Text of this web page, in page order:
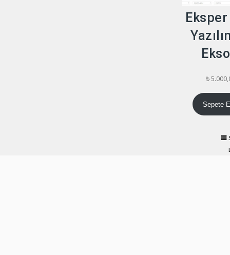
₺
Sepete